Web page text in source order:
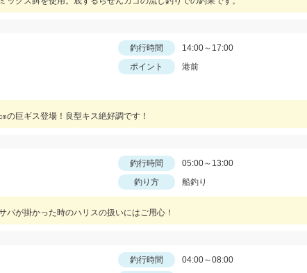
釣行時間
14:00～17:00
ポイント
港前
の巨ギス登場！良型キス絶好調です！
釣行時間
05:00～13:00
釣り方 船釣り
が掛かった時のハリスの扱いにはご用心！
釣行時間
04:00～08:00